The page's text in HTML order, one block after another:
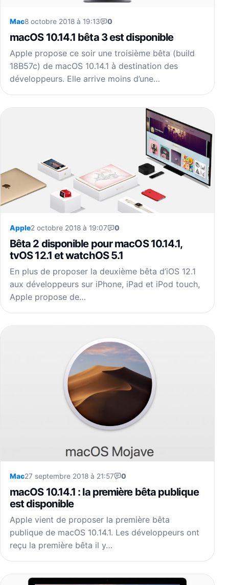
Mac8 octobre 2018 à 19:13 0
macOS 10.14.1 bêta 3 est disponible
Apple propose ce soir une troisième bêta (build
18B57c) de macOS 10.14.1 à destination des
développeurs. Elle arrive moins d’une…
Apple2 octobre 2018 à 19:07 0
Bêta 2 disponible pour macOS 10.14.1,
tvOS 12.1 et watchOS 5.1
En plus de proposer la deuxième bêta d’iOS 12.1
aux développeurs sur iPhone, iPad et iPod touch,
Apple propose de…
Mac27 septembre 2018 à 21:57 0
macOS 10.14.1 : la première bêta publique
est disponible
Apple vient de proposer la première bêta
publique de macOS 10.14.1. Les développeurs ont
reçu la première bêta il y…